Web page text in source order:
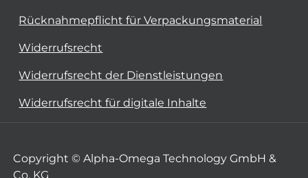
Rücknahmepflicht für Verpackungsmaterial
Widerrufsrecht
Widerrufsrecht der Dienstleistungen
Widerrufsrecht für digitale Inhalte
Copyright © Alpha-Omega Technology GmbH &
Co. KG